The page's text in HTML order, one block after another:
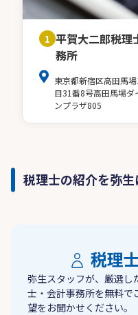
1 平賀大二郎税理
務所
東京都新宿区高田馬
目31番8号高田馬場ダ
ンプラザ805
税理士の紹介を弥
税理
弥生スタッフが、厳選し
士・会計事務所を無料で
望をお聞かせください。